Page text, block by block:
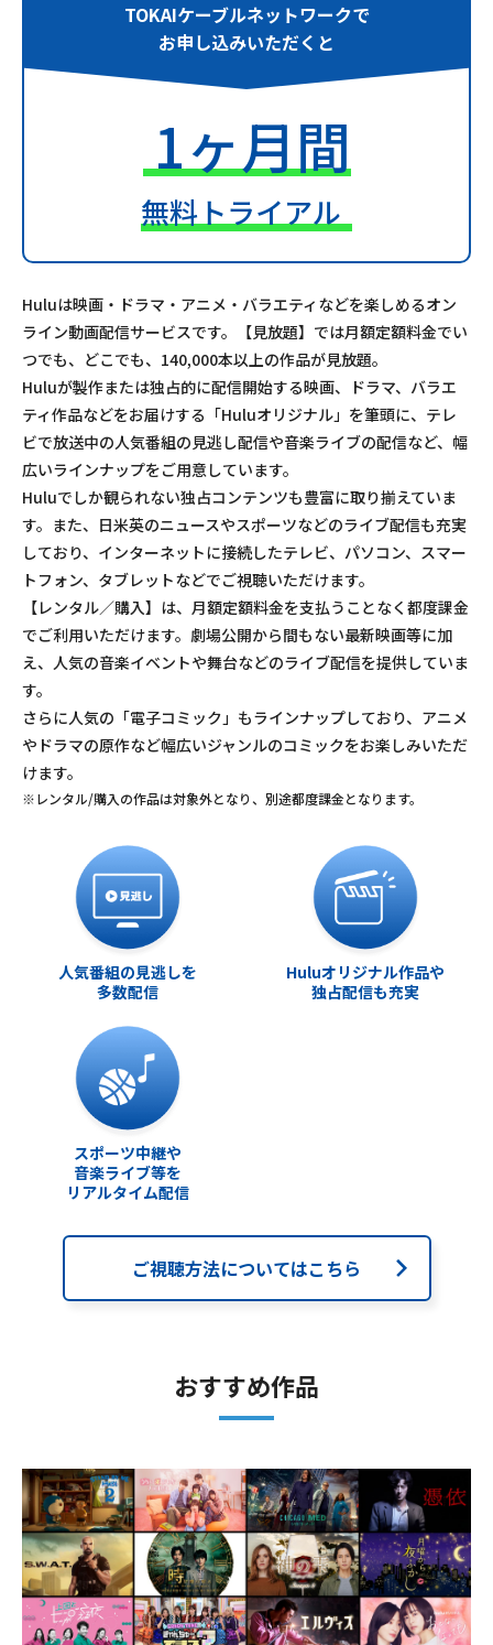
ご利用約款・重要事項説明書
プライバシーポリシー
広告掲載のご案内
TOKAIケーブルネットワークで
お申し込みいただくと
1ヶ月間
無料トライアル
Huluは映画・ドラマ・アニメ・バラエティなどを楽しめるオン
ライン動画配信サービスです。【見放題】では月額定額料金でい
つでも、どこでも、140,000本以上の作品が見放題。
Huluが製作または独占的に配信開始する映画、ドラマ、バラエ
ティ作品などをお届けする「Huluオリジナル」を筆頭に、テレ
ビで放送中の人気番組の見逃し配信や音楽ライブの配信など、幅
広いラインナップをご用意しています。
Huluでしか観られない独占コンテンツも豊富に取り揃えていま
す。また、日米英のニュースやスポーツなどのライブ配信も充実
しており、インターネットに接続したテレビ、パソコン、スマー
トフォン、タブレットなどでご視聴いただけます。
【レンタル／購入】は、月額定額料金を支払うことなく都度課金
でご利用いただけます。劇場公開から間もない最新映画等に加
え、人気の音楽イベントや舞台などのライブ配信を提供していま
す。
さらに人気の「電子コミック」もラインナップしており、アニメ
やドラマの原作など幅広いジャンルのコミックをお楽しみいただ
けます。
※レンタル/購入の作品は対象外となり、別途都度課金となります。
人気番組の見逃しを
多数配信
Huluオリジナル作品や
独占配信も充実
スポーツ中継や
音楽ライブ等を
リアルタイム配信
ご視聴方法についてはこちら
おすすめ作品